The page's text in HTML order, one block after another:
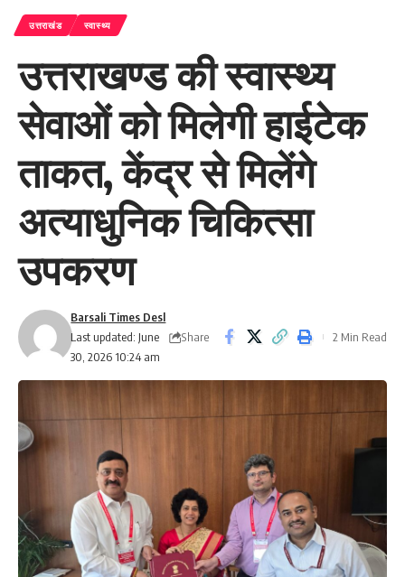
उत्तराखंड स्वास्थ्य
उत्तराखण्ड की स्वास्थ्य
सेवाओं को मिलेगी हाईटेक
ताकत, केंद्र से मिलेंगे
अत्याधुनिक चिकित्सा
उपकरण
Last updated: June
30, 2026 10:24 am
Barsali Times Desl
Share
2 Min Read